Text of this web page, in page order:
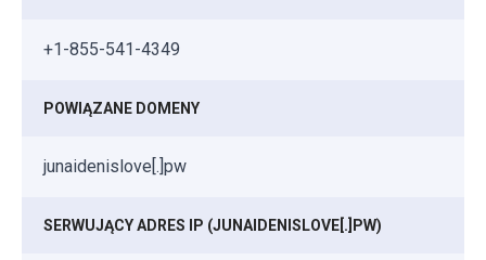
+1-855-541-4349
POWIĄZANE DOMENY
junaidenislove[.]pw
SERWUJĄCY ADRES IP (JUNAIDENISLOVE[.]PW)